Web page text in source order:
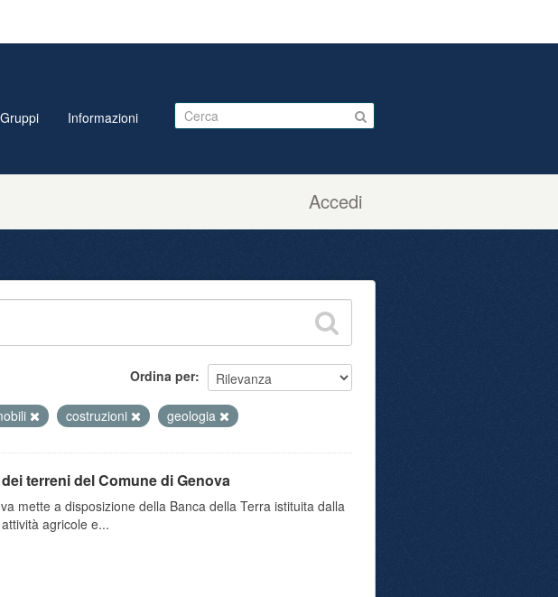
Accedi
Gruppi Informazioni
Ordina per
costruzioni geologia
terreni del Comune di Genova
mette a disposizione della Banca della Terra istituita dalla
agricole e...